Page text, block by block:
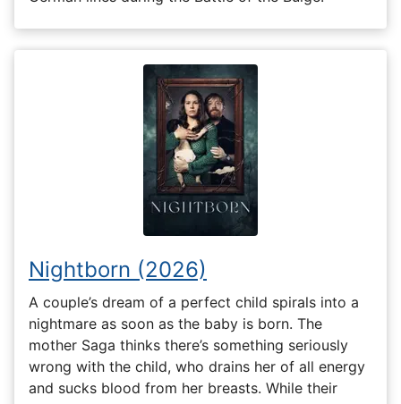
Nightborn (2026)
A couple’s dream of a perfect child spirals into a
nightmare as soon as the baby is born. The
mother Saga thinks there’s something seriously
wrong with the child, who drains her of all energy
and sucks blood from her breasts. While their